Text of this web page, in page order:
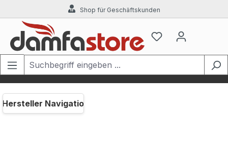
Zum Hauptinhalt springenShop für Geschäftskunden
Hersteller Navigation